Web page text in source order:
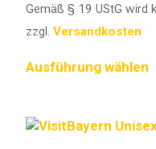
Gemäß § 19 UStG wird
zzgl. Versandkosten
Ausführung wählen